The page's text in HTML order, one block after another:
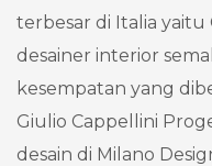
terbesar di Italia yaitu
desainer interior
kesempatan yang
Giulio Cappellini
desain di Milano